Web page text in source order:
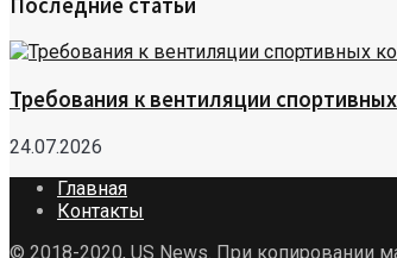
Требования к вентиляции
24.07.2026
Главная
Контакты
© 2018-2020, US News. При копировании